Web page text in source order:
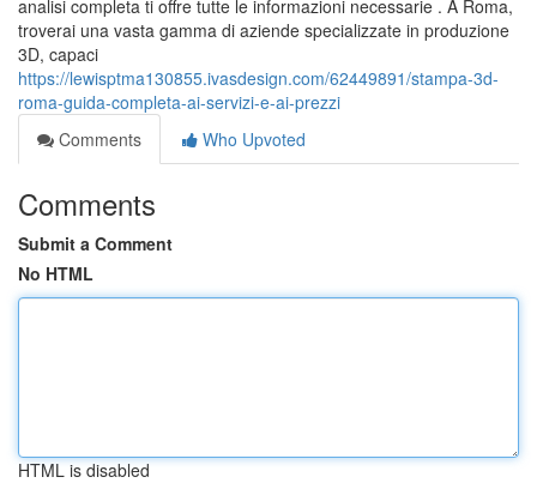
analisi completa ti offre tutte le informazioni necessarie . A Roma,
troverai una vasta gamma di aziende specializzate in produzione
3D, capaci
https://lewisptma130855.ivasdesign.com/62449891/stampa-3d-
roma-guida-completa-ai-servizi-e-ai-prezzi
Comments
Who Upvoted
Comments
Submit a Comment
No HTML
HTML is disabled